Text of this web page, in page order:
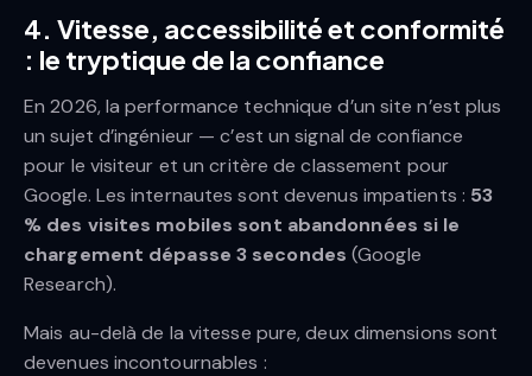
4. Vitesse, accessibilité et conformité
: le tryptique de la confiance
En 2026, la performance technique d’un site n’est plus
un sujet d’ingénieur — c’est un signal de confiance
pour le visiteur et un critère de classement pour
Google. Les internautes sont devenus impatients : 53
% des visites mobiles sont abandonnées si le
chargement dépasse 3 secondes (Google
Research).
Mais au-delà de la vitesse pure, deux dimensions sont
devenues incontournables :